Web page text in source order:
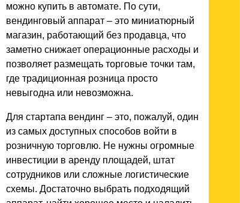
можно купить в автомате. По сути,
вендинговый аппарат – это миниатюрный
магазин, работающий без продавца, что
заметно снижает операционные расходы и
позволяет размещать торговые точки там,
где традиционная розница просто
невыгодна или невозможна.
Для стартапа вендинг – это, пожалуй, один
из самых доступных способов войти в
розничную торговлю. Не нужны огромные
инвестиции в аренду площадей, штат
сотрудников или сложные логистические
схемы. Достаточно выбрать подходящий